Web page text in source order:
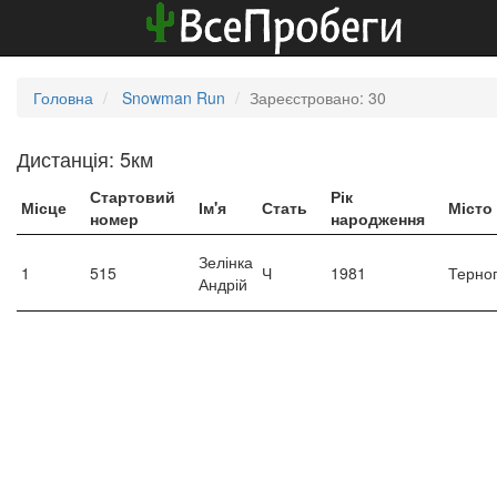
Головна Snowman Run Зареєстровано: 30
Дистанція: 5км
Місце
Стартовий
номер
Ім'я Стать
Рік
народження
Місто
1 515
Зелінка
Андрій
Ч 1981